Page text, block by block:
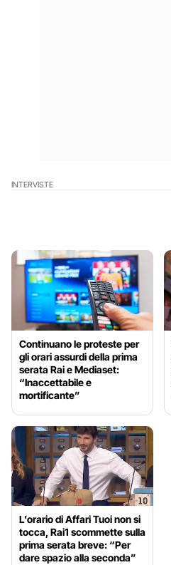
INTERVISTE
Continuano le proteste per
gli orari assurdi della prima
serata Rai e Mediaset:
“Inaccettabile e
mortificante”
L’orario di Affari Tuoi non si
tocca, Rai1 scommette sulla
prima serata breve: “Per
dare spazio alla seconda”